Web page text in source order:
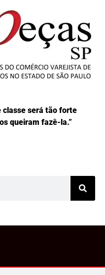
classe será tão forte
queiram fazê-la.”